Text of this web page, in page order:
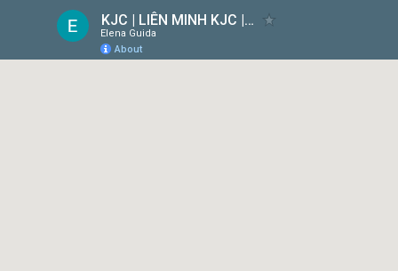
KJC | LIÊN MINH KJC | MỖI BƯỚC ĐI - MỖI Ý TƯỞNG
Elena Guida
About